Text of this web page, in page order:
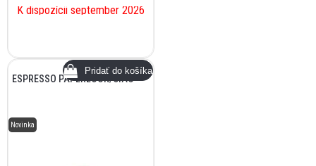
K dispozícii september 2026
ESPRESSO PAPERLOOK/CIAO
Novinka